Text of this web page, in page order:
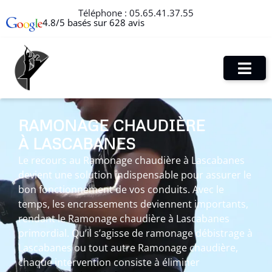
Téléphone : 05.65.41.37.55
4.8/5 basés sur 628 avis
RAMONAGE CHAUDIÈRE
À LASCABANES
Le recours au Ramonage chaudière à Lascabanes
devient une solution indispensable pour assurer le
bon fonctionnement de vos conduits. Avec le
temps, les encrassements deviennent importants,
rendant le Ramonage chaudière à Lascabanes
primordial. Qu’il s’agisse de ramonage débistrage à
Lascabanes ou tout autre Ramonage chaudière,
chaque intervention consiste à éliminer